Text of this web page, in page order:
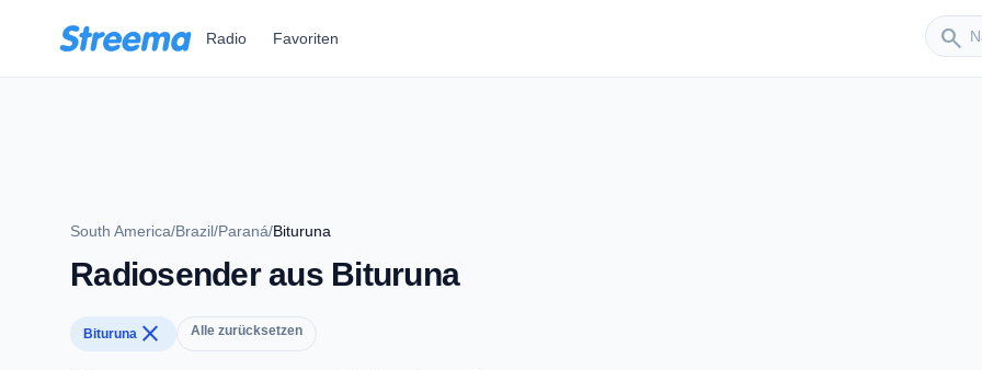
Radio Favoriten search
Sender
South America/Brazil/Paraná/Bituruna
Radiosender aus Bituruna
Bituruna close Alle zurücksetzen